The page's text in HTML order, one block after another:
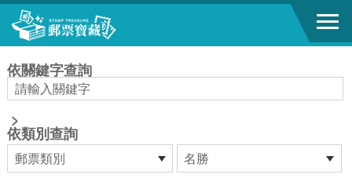
跳到主要內容區塊
依關鍵字查詢
>
依類別查詢